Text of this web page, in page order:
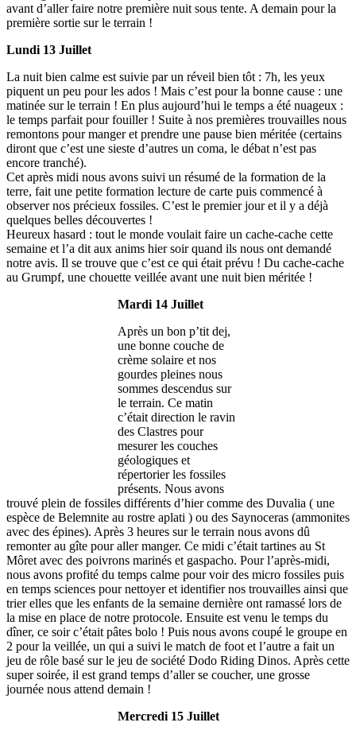
avant d’aller faire notre première nuit sous tente. A demain pour la
première sortie sur le terrain !
Lundi 13 Juillet
La nuit bien calme est suivie par un réveil bien tôt : 7h, les yeux
piquent un peu pour les ados ! Mais c’est pour la bonne cause : une
matinée sur le terrain ! En plus aujourd’hui le temps a été nuageux :
le temps parfait pour fouiller ! Suite à nos premières trouvailles nous
remontons pour manger et prendre une pause bien méritée (certains
diront que c’est une sieste d’autres un coma, le débat n’est pas
encore tranché).
Cet après midi nous avons suivi un résumé de la formation de la
terre, fait une petite formation lecture de carte puis commencé à
observer nos précieux fossiles. C’est le premier jour et il y a déjà
quelques belles découvertes !
Heureux hasard : tout le monde voulait faire un cache-cache cette
semaine et l’a dit aux anims hier soir quand ils nous ont demandé
notre avis. Il se trouve que c’est ce qui était prévu ! Du cache-cache
au Grumpf, une chouette veillée avant une nuit bien méritée !
Mardi 14 Juillet
Après un bon p’tit dej,
une bonne couche de
crème solaire et nos
gourdes pleines nous
sommes descendus sur
le terrain. Ce matin
c’était direction le ravin
des Clastres pour
mesurer les couches
géologiques et
répertorier les fossiles
présents. Nous avons
trouvé plein de fossiles différents d’hier comme des Duvalia ( une
espèce de Belemnite au rostre aplati ) ou des Saynoceras (ammonites
avec des épines). Après 3 heures sur le terrain nous avons dû
remonter au gîte pour aller manger. Ce midi c’était tartines au St
Môret avec des poivrons marinés et gaspacho. Pour l’après-midi,
nous avons profité du temps calme pour voir des micro fossiles puis
en temps sciences pour nettoyer et identifier nos trouvailles ainsi que
trier elles que les enfants de la semaine dernière ont ramassé lors de
la mise en place de notre protocole. Ensuite est venu le temps du
dîner, ce soir c’était pâtes bolo ! Puis nous avons coupé le groupe en
2 pour la veillée, un qui a suivi le match de foot et l’autre a fait un
jeu de rôle basé sur le jeu de société Dodo Riding Dinos. Après cette
super soirée, il est grand temps d’aller se coucher, une grosse
journée nous attend demain !
Mercredi 15 Juillet